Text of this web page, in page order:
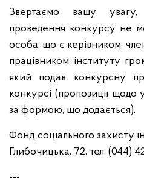
Звертаємо вашу
проведення конкурсу не
особа, що є керівником,
працівником інституту
який подав конкурсну
конкурсі (пропозиції щодо
за формою, що додається).
Фонд соціального захисту
Глибочицька, 72, тел. (044)
---